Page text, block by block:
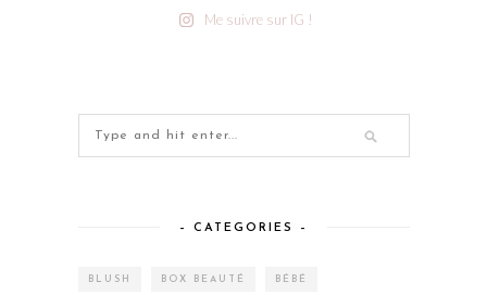
Me suivre sur IG !
– CATEGORIES –
BLUSH BOX BEAUTÉ BÉBÉ